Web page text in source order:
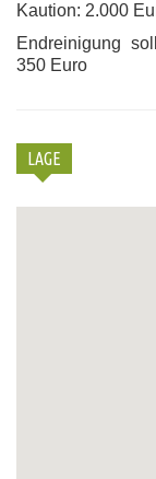
Kaution: 2.000
Endreinigung
350 Euro
LAGE